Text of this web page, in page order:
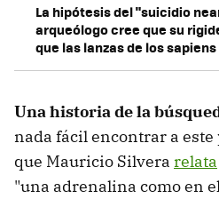
La hipótesis del "suicidio
arqueólogo cree que su
que las lanzas de los sapiens
Una historia de la
nada fácil encontrar a este
que Mauricio Silvera relata
"una adrenalina como en